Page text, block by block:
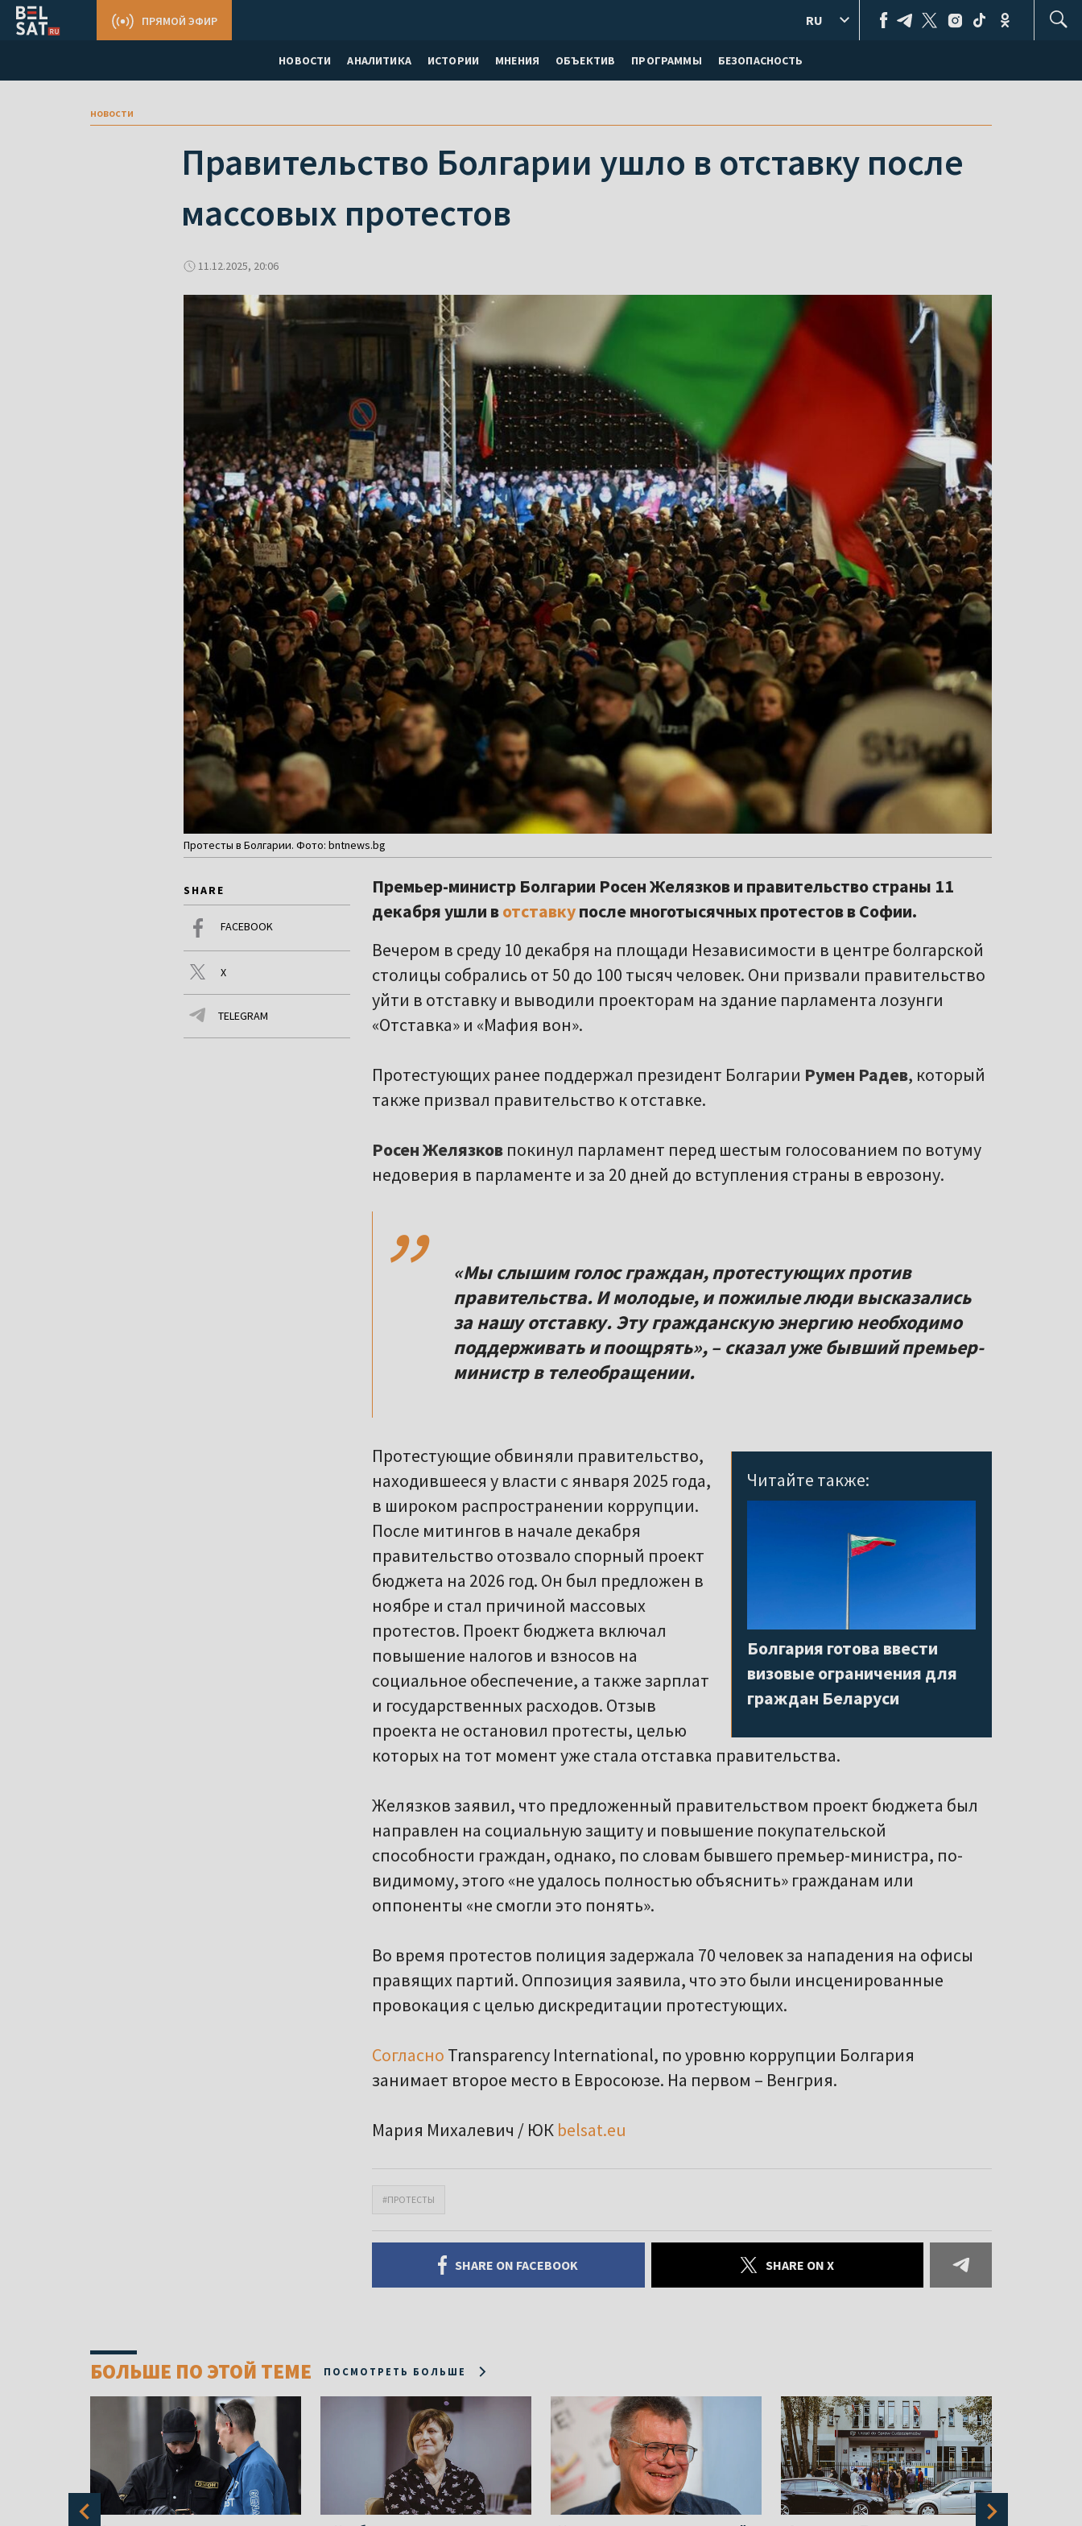
НОВОСТИ АНАЛИТИКА ИСТОРИИ МНЕНИЯ ОБЪЕКТИВ ПРОГРАММЫ БЕЗОПАСНОСТЬ
ПРЯМОЙ ЭФИР RU
новости
Правительство Болгарии ушло в отставку после
массовых протестов
11.12.2025, 20:06
Протесты в Болгарии. Фото: bntnews.bg
SHARE
FACEBOOK
X
TELEGRAM
Премьер-министр Болгарии Росен Желязков и правительство страны 11
декабря ушли вотставкупосле многотысячных протестов в Софии.
Вечером в среду 10 декабря на площади Независимости в центре болгарской
столицы собрались от 50 до 100 тысяч человек. Они призвали правительство
уйти в отставку и выводили проекторам на здание парламента лозунги
«Отставка» и «Мафия вон».
Протестующих ранее поддержал президент Болгарии Румен Радев, который
также призвал правительство к отставке.
Росен Желязков покинул парламент перед шестым голосованием по вотуму
недоверия в парламенте и за 20 дней до вступления страны в еврозону.
,,
«Мы слышим голос граждан, протестующих против
правительства. И молодые, и пожилые люди высказались
за нашу отставку. Эту гражданскую энергию необходимо
поддерживать и поощрять», – сказал уже бывший премьер-
министр в телеобращении.
Читайте также:
Болгария готова ввести
визовые ограничения для
граждан Беларуси
Протестующие обвиняли правительство,
находившееся у власти с января 2025 года,
в широком распространении коррупции.
После митингов в начале декабря
правительство отозвало спорный проект
бюджета на 2026 год. Он был предложен в
ноябре и стал причиной массовых
протестов. Проект бюджета включал
повышение налогов и взносов на
социальное обеспечение, а также зарплат
и государственных расходов. Отзыв
проекта не остановил протесты, целью
которых на тот момент уже стала отставка правительства.
Желязков заявил, что предложенный правительством проект бюджета был
направлен на социальную защиту и повышение покупательской
способности граждан, однако, по словам бывшего премьер-министра, по-
видимому, этого «не удалось полностью объяснить» гражданам или
оппоненты «не смогли это понять».
Во время протестов полиция задержала 70 человек за нападения на офисы
правящих партий. Оппозиция заявила, что это были инсценированные
провокация с целью дискредитации протестующих.
Согласно Transparency International, по уровню коррупции Болгария
занимает второе место в Евросоюзе. На первом – Венгрия.
Мария Михалевич / ЮК belsat.eu
#ПРОТЕСТЫ
SHARE ON FACEBOOK SHARE ON X
БОЛЬШЕ ПО ЭТОЙ ТЕМЕ ПОСМОТРЕТЬ БОЛЬШЕ